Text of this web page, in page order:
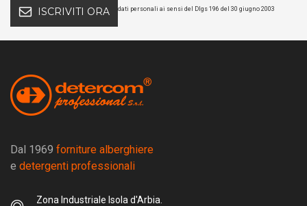
ISCRIVITI ORA dati personali ai sensi del Dlgs 196 del 30 giugno 2003
Dal 1969 forniture alberghiere
e detergenti professionali
Zona Industriale Isola d'Arbia.